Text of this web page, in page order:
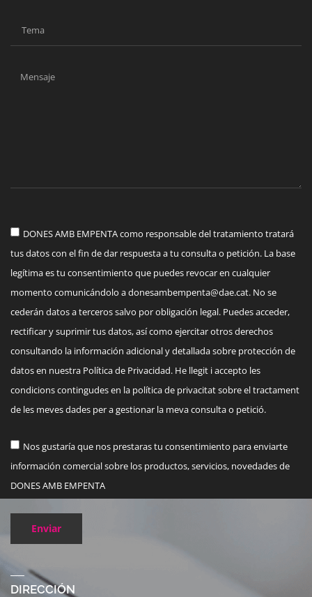
DONES AMB EMPENTA como responsable del tratamiento tratará
tus datos con el fin de dar respuesta a tu consulta o petición. La base
legítima es tu consentimiento que puedes revocar en cualquier
momento comunicándolo adonesambempenta@dae.cat. No se
cederán datos a terceros salvo por obligación legal. Puedes acceder,
rectificar y suprimir tus datos, así como ejercitar otros derechos
consultando la información adicional y detallada sobre protección de
datos en nuestra Política de Privacidad. He llegit i accepto les
condicions contingudes en la política de privacitat sobre el tractament
de les meves dades per a gestionar la meva consulta o petició.
Nos gustaría que nos prestaras tu consentimiento para enviarte
información comercial sobre los productos, servicios, novedades de
DONES AMB EMPENTA
Enviar
DIRECCIÓN